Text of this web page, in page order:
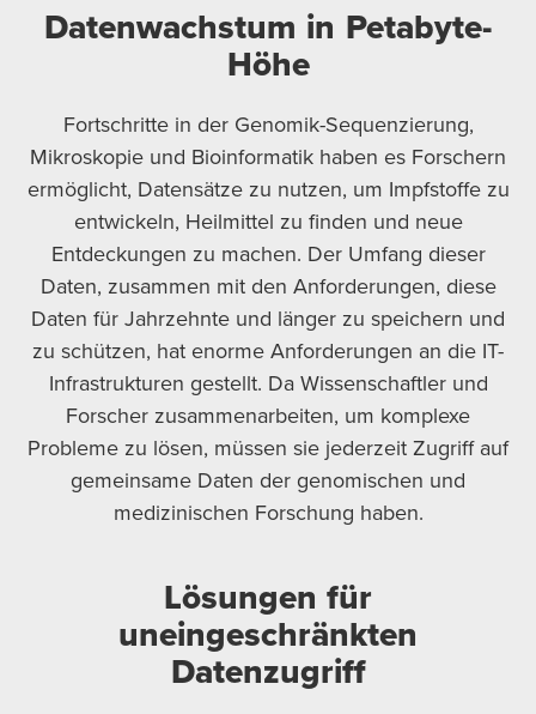
Datenwachstum in Petabyte-
Höhe
Fortschritte in der Genomik-Sequenzierung,
Mikroskopie und Bioinformatik haben es Forschern
ermöglicht, Datensätze zu nutzen, um Impfstoffe zu
entwickeln, Heilmittel zu finden und neue
Entdeckungen zu machen. Der Umfang dieser
Daten, zusammen mit den Anforderungen, diese
Daten für Jahrzehnte und länger zu speichern und
zu schützen, hat enorme Anforderungen an die IT-
Infrastrukturen gestellt. Da Wissenschaftler und
Forscher zusammenarbeiten, um komplexe
Probleme zu lösen, müssen sie jederzeit Zugriff auf
gemeinsame Daten der genomischen und
medizinischen Forschung haben.
Lösungen für
uneingeschränkten
Datenzugriff